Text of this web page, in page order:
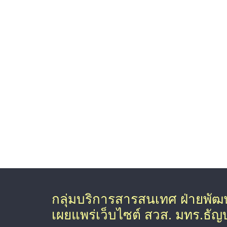
กลุ่มบริการสารสนเทศ ฝ่ายพั
เผยแพร่เว็บไซต์ สวส. มทร.ธัญ